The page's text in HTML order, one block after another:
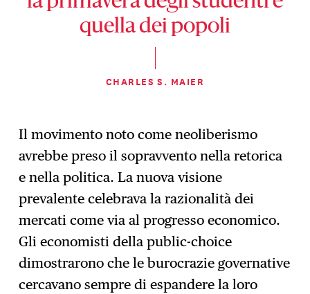
quella dei popoli
CHARLES S. MAIER
Il movimento noto come neoliberismo
avrebbe preso il sopravvento nella retorica
e nella politica. La nuova visione
prevalente celebrava la razionalità dei
mercati come via al progresso economico.
Gli economisti della public-choice
dimostrarono che le burocrazie governative
cercavano sempre di espandere la loro